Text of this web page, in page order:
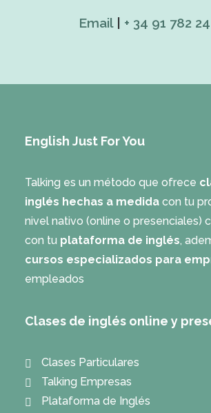
Email| + 34 91 782
English Just For You
Talking es un método que ofrece
inglés hechas a medida con tu
nivel nativo (online o presenciales)
con tu plataforma de inglés,
cursos especializados para
empleados
Clases de inglés online y
Clases Particulares
Talking Empresas
Plataforma de Inglés